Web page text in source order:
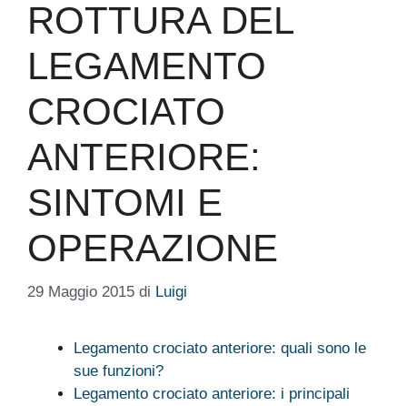
ROTTURA DEL
LEGAMENTO
CROCIATO
ANTERIORE:
SINTOMI E
OPERAZIONE
29 Maggio 2015 di Luigi
Legamento crociato anteriore: quali sono le
sue funzioni?
Legamento crociato anteriore: i principali